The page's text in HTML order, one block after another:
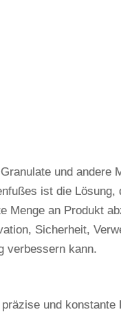
und andere
ist die Lösung,
Menge an Produkt
Sicherheit,
verbessern kann.
und konstante